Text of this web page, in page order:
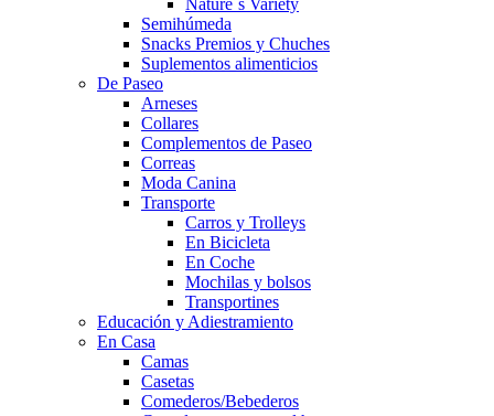
Nature´s Variety
Semihúmeda
Snacks Premios y Chuches
Suplementos alimenticios
De Paseo
Arneses
Collares
Complementos de Paseo
Correas
Moda Canina
Transporte
Carros y Trolleys
En Bicicleta
En Coche
Mochilas y bolsos
Transportines
Educación y Adiestramiento
En Casa
Camas
Casetas
Comederos/Bebederos